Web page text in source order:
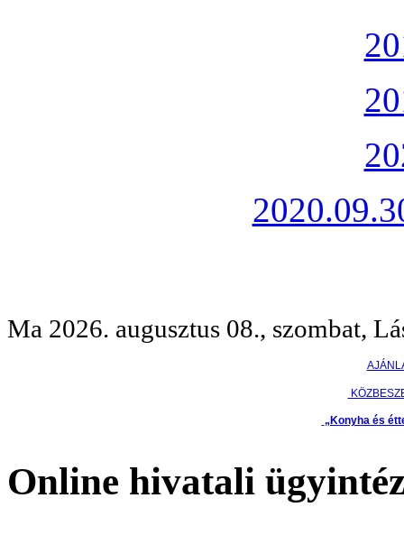
Ma 2026. augusztus 08., szombat,
„Konyha és
Online hivatali